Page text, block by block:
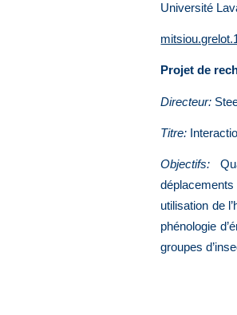
Université
Projet de
Directeur: S
Titre:
Objectifs:
utilisation de
phénologie
groupes